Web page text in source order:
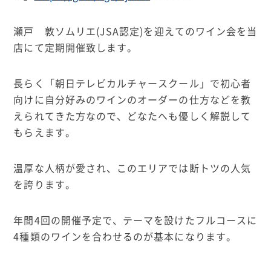
瀬戸 敦ソムリエ(JSA認定)を迎えてのワイン会を当
店にて定期開催致します。
長らく「朝日テレビカルチャースクール」で初心者
向けに自分好みのワインのオーダーの仕方などを教
えられてきた方なので、どなたへも優しく解説して
もらえます。
温厚な人柄が愛され、このエリアでは断トツの人気
を誇ります。
年間4回の開催予定で、テーマを設けたフルコースに
4種類のワインを合わせるのが基本になります。